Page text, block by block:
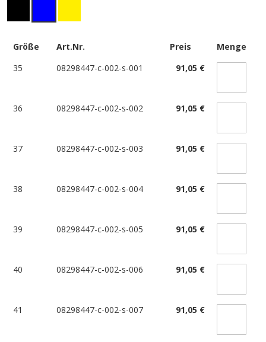
Größe Art.Nr. Preis
Menge
35
08298447-c-002-s-001 91,05 €
36 08298447-c-002-s-002 91,05 €
37 08298447-c-002-s-003 91,05 €
38 08298447-c-002-s-004 91,05 €
39 08298447-c-002-s-005 91,05 €
40 08298447-c-002-s-006 91,05 €
41 08298447-c-002-s-007 91,05 €